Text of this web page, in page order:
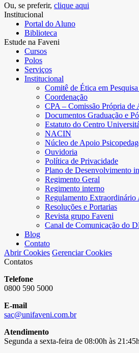
Ou, se preferir, clique aqui
Institucional
Portal do Aluno
Biblioteca
Estude na Faveni
Cursos
Polos
Serviços
Institucional
Comitê de Ética em
Coordenação
CPA – Comissão Própria de
Documentos Graduação e
Estatuto do Centro
NACIN
Núcleo de Apoio
Ouvidoria
Política de Privacidade
Plano de Desenvolvimento
Regimento Geral
Regimento interno
Regulamento Extraordinário
Resoluções e Portarias
Revista grupo Faveni
Canal de Comunicação do
Blog
Contato
Abrir Cookies Gerenciar Cookies
Contatos
Telefone
0800 590 5000
E-mail
sac@unifaveni.com.br
Atendimento
Segunda a sexta-feira de 08:00h às 21:45h